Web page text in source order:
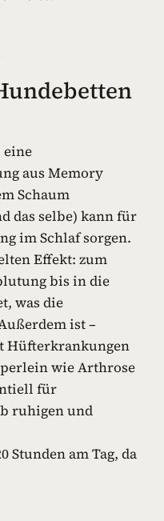
eine
aus Memory
Schaum
das selbe) kann für
im Schlaf sorgen.
Effekt: zum
bis in die
was die
ist –
Hüfterkrankungen
wie Arthrose
für
ruhigen und
Stunden am Tag, da